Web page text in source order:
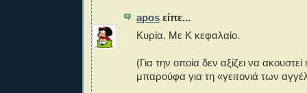
apos είπε...
Κυρία. Με Κ κεφαλαίο.
(Για την οποία δεν αξίζει να
μπαρούφα για τη «γειτονιά των